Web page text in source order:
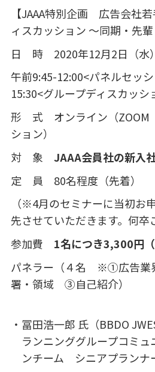
【JAAA特別企画 広告会社
ィスカッション ～同期・先輩
日 時 2020年12月2日（水）
午前9:45-12:00<パネルセッ
15:30<グループディスカッシ
形 式 オンライン（ZOOM
ション）
対 象 JAAA会員社の新入
定 員 80名程度（先着）
（※4月のセミナーに当初お
先させていただきます。何卒
参加費 1名につき3,300円（
パネラー（４名 ※①広告
署・領域 ③自己紹介）
冨田浩一郎 氏（BBDO
ランニンググループコミュ
ンチーム シニアプランナ